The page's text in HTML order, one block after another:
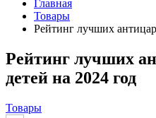
Главная
Товары
Рейтинг лучших
Рейтинг лучших
детей на 2024 год
Товары